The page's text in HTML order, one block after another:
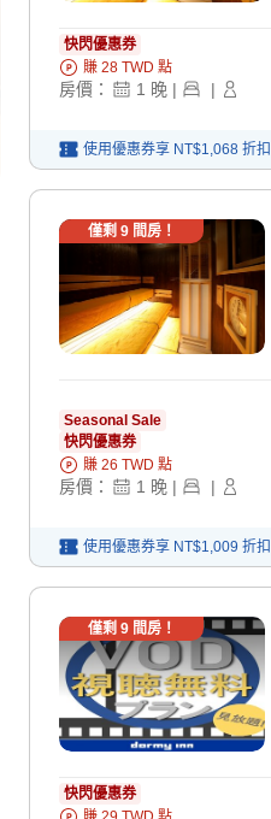
快閃優惠券
賺 28 TWD 點
房價： 1 晚 | |
使用優惠券享 NT$1,068 折扣
僅剩 9間房！
Seasonal Sale
快閃優惠券
賺 26 TWD 點
房價： 1 晚 | |
使用優惠券享 NT$1,009 折扣
僅剩 9間房！
快閃優惠券